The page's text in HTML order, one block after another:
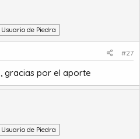
Usuario de Piedra
#27
gracias por el aporte
Usuario de Piedra